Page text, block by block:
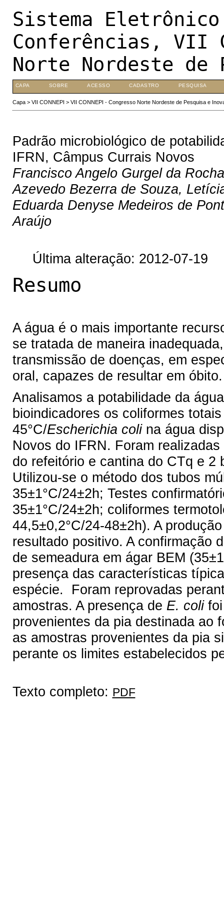
Sistema
Conferências, VII
Norte Nordeste de
CAPA SOBRE ACESSO CADASTRO PESQUISA
Capa> VII CONNEPI > VII CONNEPI - Congresso Norte Nordeste de Pesquisa e
Padrão microbiológico de
IFRN, Câmpus Currais Novos
Francisco Angelo Gurgel da
Azevedo Bezerra de Souza,
Eduarda Denyse Medeiros de
Araújo
Última alteração: 2012-07-19
Resumo
A água é o mais importante
se tratada de maneira
transmissão de doenças, em
oral, capazes de resultar em óbito.
Analisamos a potabilidade da
bioindicadores os coliformes
45°C/Escherichia colina água
Novos do IFRN. Foram
do refeitório e cantina do CTq e 2
Utilizou-se o método dos tubos
35±1°C/24±2h; Testes
35±1°C/24±2h; coliformes
44,5±0,2°C/24-48±2h). A
resultado positivo. A confirmação
de semeadura em ágar BEM
presença das características
espécie. Foram reprovadas
amostras. A presença de E. coli
provenientes da pia destinada ao
as amostras provenientes da pia
perante os limites estabelecidos
Texto completo: PDF